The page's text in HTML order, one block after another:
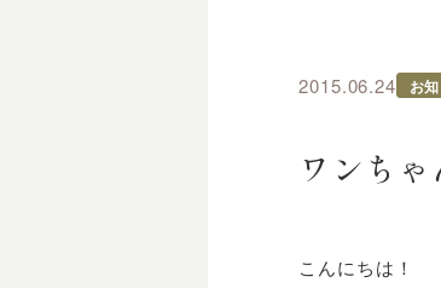
2015.06.24 お
ワンち
こんにちは！